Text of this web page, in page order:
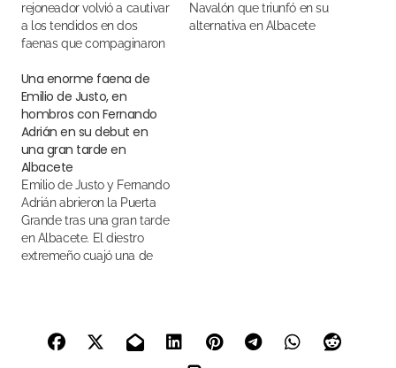
rejoneador volvió a cautivar
a los tendidos en dos
faenas que compaginaron
magistral conocimiento
Navalón que triunfó en su
alternativa en Albacete
Una enorme faena de
Emilio de Justo, en
hombros con Fernando
Adrián en su debut en
una gran tarde en
Albacete
Emilio de Justo y Fernando
Adrián abrieron la Puerta
Grande tras una gran tarde
en Albacete. El diestro
extremeño cuajó una de